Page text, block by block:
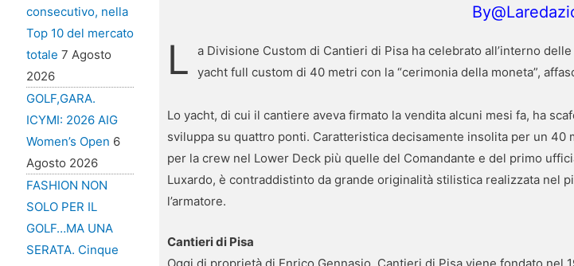
consecutivo, nella
Top 10 del mercato
totale 7 Agosto
2026
GOLF,GARA.
ICYMI: 2026 AIG
Women’s Open 6
Agosto 2026
FASHION NON
SOLO PER IL
GOLF…MA UNA
SERATA. Cinque
L
a Divisione Custom di Cantieri di Pisa ha celebrato all’interno
yacht full custom di 40 metri con la “cerimonia della moneta”,
Lo yacht, di cui il cantiere aveva firmato la vendita alcuni mesi fa, ha
sviluppa su quattro ponti. Caratteristica decisamente insolita per un
per la crew nel Lower Deck più quelle del Comandante e del primo
Luxardo, è contraddistinto da grande originalità stilistica realizzata nel
l’armatore.
Cantieri di Pisa